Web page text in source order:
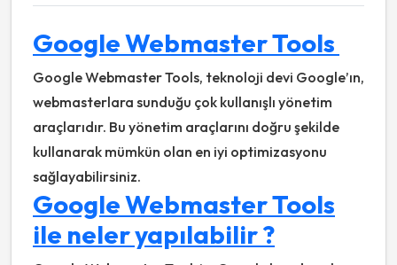
Google Webmaster Tools
Google Webmaster Tools, teknoloji devi Google’ın,
webmasterlara sunduğu çok kullanışlı yönetim
araçlarıdır. Bu yönetim araçlarını doğru şekilde
kullanarak mümkün olan en iyi optimizasyonu
sağlayabilirsiniz.
Google Webmaster Tools
ile neler yapılabilir ?